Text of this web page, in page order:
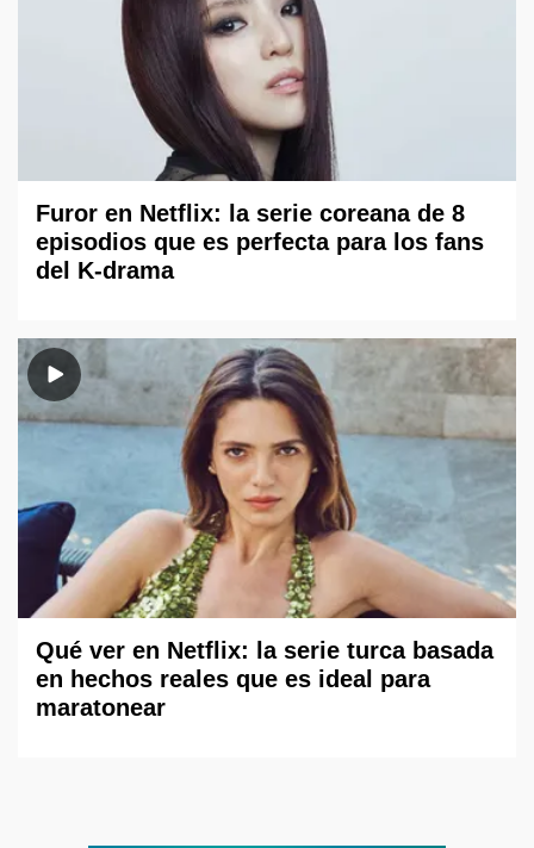
Furor en Netflix: la serie coreana de 8
episodios que es perfecta para los fans
del K-drama
Qué ver en Netflix: la serie turca basada
en hechos reales que es ideal para
maratonear